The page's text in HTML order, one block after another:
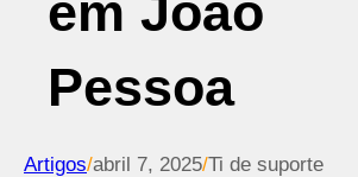
em João
Pessoa
Artigos/abril 7, 2025/Ti de suporte